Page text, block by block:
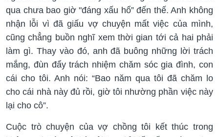
qua chưa bao giờ "đáng xấu hổ” đến thế. Anh không
nhận lỗi vì đã giấu vợ chuyện mất việc của mình,
cũng chẳng buồn nghĩ xem thời gian tới cả hai phải
làm gì. Thay vào đó, anh đã buông những lời trách
mắng, đùn đẩy trách nhiệm chăm sóc gia đình, con
cái cho tôi. Anh nói: “Bao năm qua tôi đã chăm lo
cho cái nhà này đủ rồi, giờ tôi nhường phần việc này
lại cho cô”.
Cuộc trò chuyện của vợ chồng tôi kết thúc trong